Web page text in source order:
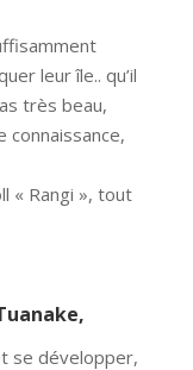
leur île.. qu’il
très beau,
connaissance,
« Rangi », tout
se développer,